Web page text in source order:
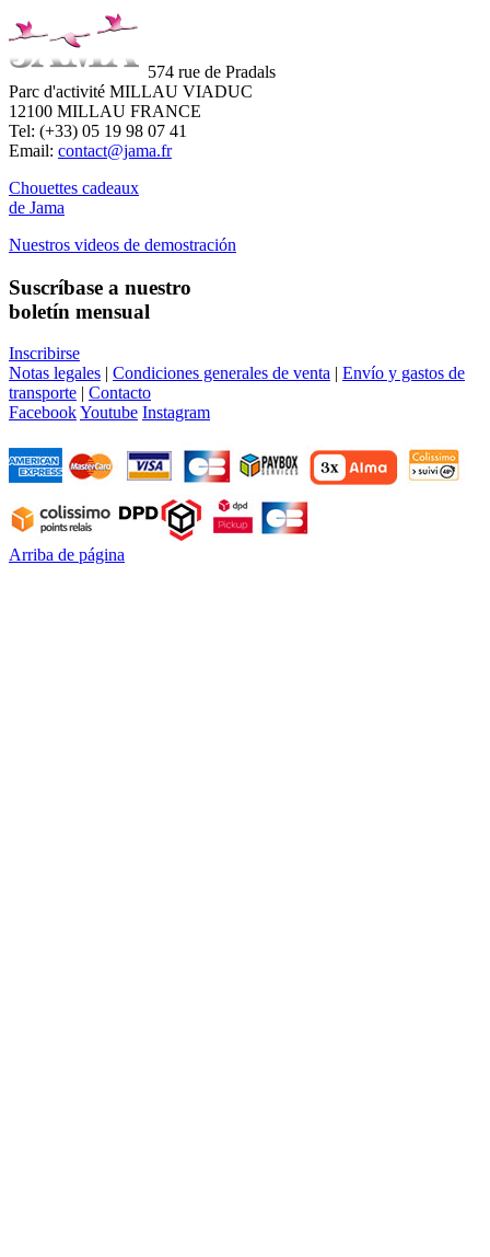
574 rue de Pradals
Parc d'activité MILLAU VIADUC
12100 MILLAU FRANCE
Tel: (+33) 05 19 98 07 41
Email: contact@jama.fr
Chouettes cadeaux
de Jama
Nuestros videos de demostración
Suscríbase a nuestro
boletín mensual
Inscribirse
Notas legales | Condiciones generales de venta | Envío y gastos de
transporte | Contacto
FacebookYoutube Instagram
Arriba de página